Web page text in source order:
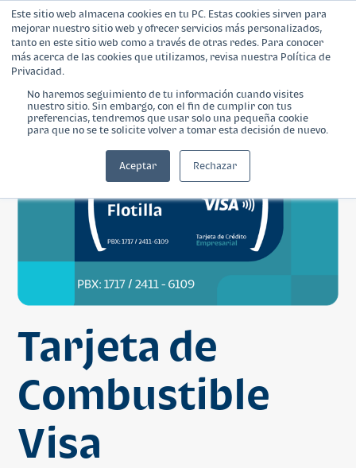
Este sitio web almacena cookies en tu PC. Estas cookies sirven para
mejorar nuestro sitio web y ofrecer servicios más personalizados,
tanto en este sitio web como a través de otras redes. Para conocer
más acerca de las cookies que utilizamos, revisa nuestra Política de
Privacidad.
No haremos seguimiento de tu información cuando visites
nuestro sitio. Sin embargo, con el fin de cumplir con tus
preferencias, tendremos que usar solo una pequeña cookie
para que no se te solicite volver a tomar esta decisión de nuevo.
Aceptar Rechazar
¿Qué es Banca Empresarial?
Calculadora
Tarjeta de
Combustible
Visa